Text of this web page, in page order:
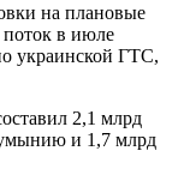
на плановые
в июле
украинской ГТС,
2,1 млрд
и 1,7 млрд